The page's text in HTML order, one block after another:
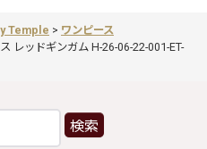
Temple > ワンピース
レッドギンガム H-26-06-22-001-ET-
検索